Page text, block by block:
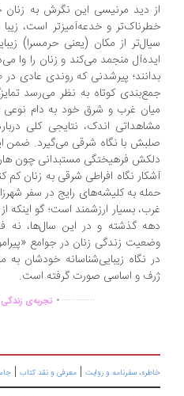
دید مرنیسی این نگرش به زنان حتی از
و خدعه‌آمیزتر است، زیبا با
از مکان (یعنی حرمسرا) زیبایی
منجمد می‌کند و زنان را وا می‌دارد تا
پیرشدنی که روندی عادی در طول
کوتاه به نظر می‌رسد
غرب و شرق خود به دام نوعی
اندک، نتایجی کلی درباره
با نگاه شرقی می‌گیرد. ضمن اینکه او
فرهیختگی مستبدانی چون
نگاه افراطی شرقی به زنان کم کند.
به کلیشه‌های رایج در سفر شهرزاد به
بسیار ارزشمند است؛ گو اینکه از
گذشته و در این سال‌ها، نه فقط
زندگی زنان در جوامع
نگاه زیبایی‌شناسانه خودشان به مقوله
و اساسی صورت گرفته است.
تجربه‌ی زندگی دوباره ...............
سفرنامه‌ و روایت|معرفی و نقد کتاب|جامعه‌شناسی